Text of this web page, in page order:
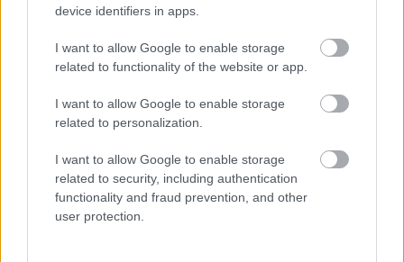
device identifiers in apps.
I want to allow Google to enable storage
related to functionality of the website or app.
I want to allow Google to enable storage
related to personalization.
I want to allow Google to enable storage
related to security, including authentication
functionality and fraud prevention, and other
user protection.